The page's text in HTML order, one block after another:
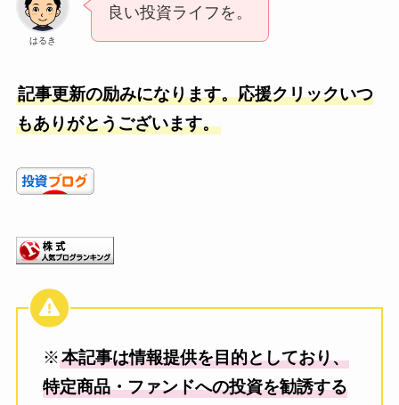
はるき
良い投資ライフを。
記事更新の励みになります。応援クリックいつ
もありがとうございます。
※本記事は情報提供を目的としており、
特定商品・ファンドへの投資を勧誘する